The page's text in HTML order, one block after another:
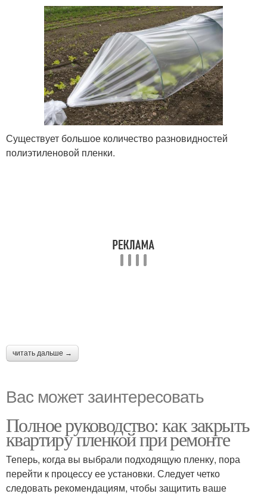
Существует большое количество разновидностей
полиэтиленовой пленки.
читать дальше →
Вас может заинтересовать
Полное руководство: как закрыть
квартиру пленкой при ремонте
Теперь, когда вы выбрали подходящую пленку, пора
перейти к процессу ее установки. Следует четко
следовать рекомендациям, чтобы защитить ваше